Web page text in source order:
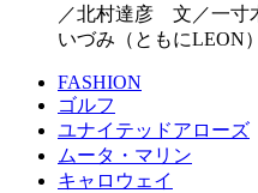
／北村達彦 文／一寸
いづみ（ともにLEON）
FASHION
ゴルフ
ユナイテッドアローズ
ムータ・マリン
キャロウェイ